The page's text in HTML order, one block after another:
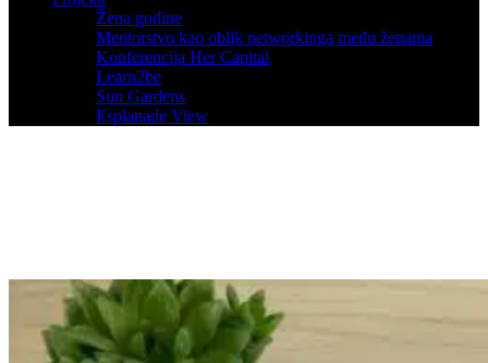
Žena godine
Mentorstvo kao oblik networkinga među ženama
Konferencija Her Capital
Learn2be
Sun Gardens
Esplanade View